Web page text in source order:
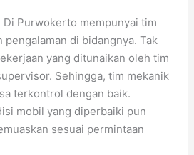
Di Purwokerto mempunyai tim
di bidangnya. Tak
yang ditunaikan oleh tim
Sehingga, tim mekanik
terkontrol dengan baik.
mobil yang diperbaiki pun
sesuai permintaan